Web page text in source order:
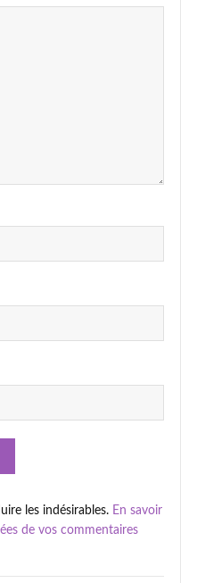
les indésirables. En savoir
de vos commentaires